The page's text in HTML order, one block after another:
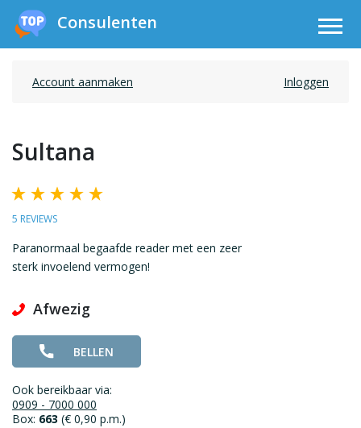
Consulenten
Account aanmaken Inloggen
Sultana
5 REVIEWS
Paranormaal begaafde reader met een zeer
sterk invoelend vermogen!
Afwezig
BELLEN
Ook bereikbaar via:
0909 - 7000 000
Box: 663 (€ 0,90 p.m.)